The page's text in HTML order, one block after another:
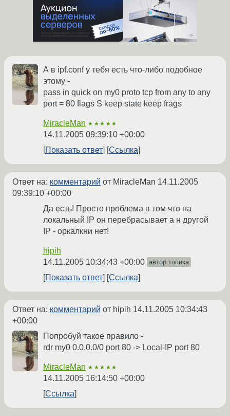
А в ipf.conf у тебя есть что-либо подобное
этому -
pass in quick on my0 proto tcp from any to any
port = 80 flags S keep state keep frags
MiracleMan ★★★★★
14.11.2005 09:39:10 +00:00
Показать ответ
Ссылка
Ответ на: комментарий от MiracleMan 14.11.2005
09:39:10 +00:00
Да есть! Просто проблема в том что на
локальный IP он перебрасывает а н другой
IP - оркалкни нет!
hipih
14.11.2005 10:34:43 +00:00 автор топика
Показать ответ Ссылка
Ответ на: комментарий от hipih 14.11.2005 10:34:43
+00:00
Попробуй такое правило -
rdr my0 0.0.0.0/0 port 80 -> Local-IP port 80
MiracleMan ★★★★★
14.11.2005 16:14:50 +00:00
Ссылка